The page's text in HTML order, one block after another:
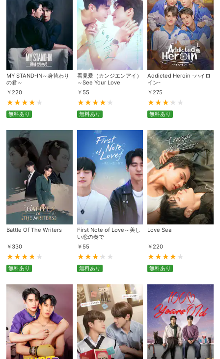
購入履歴
レンタル、購入、定額見放題の購入履歴の
確認が可能です。こちらから視聴いただく
と便利です。
お気に入り
お気に入りに登録した作品を確認できま
す。お気に入りに追加した作品の削除も可
能です。
閲覧履歴
サイト内の閲覧履歴を確認できます。履歴
の削除も可能です。
視聴年齢制限
サイト内で表示される作品の表示制限が可
能です。5段階の年齢区分から選択できま
視聴デバイス一覧
スマホなどでRakuten TVを視聴する際のデ
バイス連携の設定ができます。
パスコード設定
視聴年齢制限の変更時にパスコード入力が
求められるのでお子さまがいても安心で
す。
メルマガ
メルマガの配信停止、配信先のメールアド
レスの変更が可能です。
定額見放題解約
定額見放題コンテンツの解約はこちらから
可能です。
ログアウト
MY STAND-IN～身替わり
の君～
￥ 220
無料あり
看見愛（カンジエンアイ）
～See Your Love
￥ 55
無料あり
Addicted Heroin -ハイロ
イン-
￥ 275
無料あり
Battle Of The Writers
￥ 330
無料あり
First Note of Love～美し
い恋の奏で
￥ 55
無料あり
Love Sea
￥ 220
無料あり